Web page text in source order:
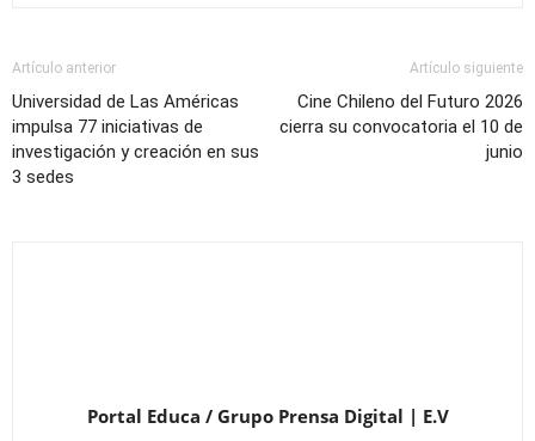
Artículo anterior
Universidad de Las Américas
impulsa 77 iniciativas de
investigación y creación en sus
3 sedes
Artículo siguiente
Cine Chileno del Futuro 2026
cierra su convocatoria el 10 de
junio
Portal Educa / Grupo Prensa Digital | E.V